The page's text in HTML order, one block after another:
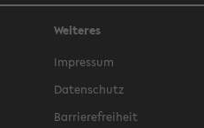
Weiteres
Impressum
Datenschutz
Barrierefreiheit